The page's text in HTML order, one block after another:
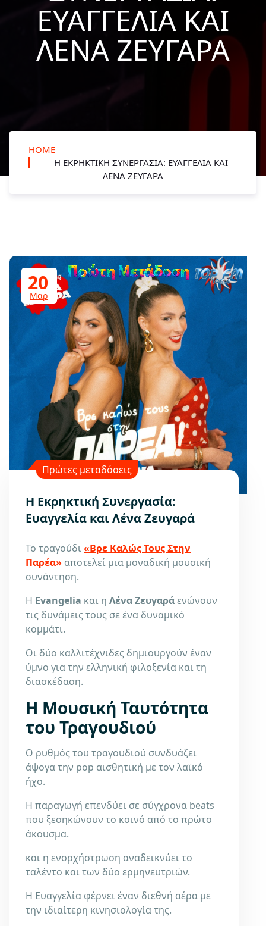
ΕΥΑΓΓΕΛΊΑ ΚΑΙ
ΛΈΝΑ ΖΕΥΓΑΡΆ
HOME
Η ΕΚΡΗΚΤΙΚΉ ΣΥΝΕΡΓΑΣΊΑ: ΕΥΑΓΓΕΛΊΑ ΚΑΙ
ΛΈΝΑ ΖΕΥΓΑΡΆ
20
Μαρ
Πρώτες μεταδόσεις
Η Εκρηκτική Συνεργασία:
Ευαγγελία και Λένα Ζευγαρά
Το τραγούδι«Βρε Καλώς Τους Στην
Παρέα» αποτελεί μια μοναδική μουσική
συνάντηση.
Η Evangelia και η Λένα Ζευγαράενώνουν
τις δυνάμεις τους σε ένα δυναμικό
κομμάτι.
Οι δύο καλλιτέχνιδες δημιουργούν έναν
ύμνο για την ελληνική φιλοξενία και τη
διασκέδαση.
Η Μουσική Ταυτότητα
του Τραγουδιού
Ο ρυθμός του τραγουδιού συνδυάζει
άψογα την pop αισθητική με τον λαϊκό
ήχο.
Η παραγωγή επενδύει σε σύγχρονα beats
που ξεσηκώνουν το κοινό από το πρώτο
άκουσμα.
και η ενορχήστρωση αναδεικνύει το
ταλέντο και των δύο ερμηνευτριών.
Η Ευαγγελία φέρνει έναν διεθνή αέρα με
την ιδιαίτερη κινησιολογία της.